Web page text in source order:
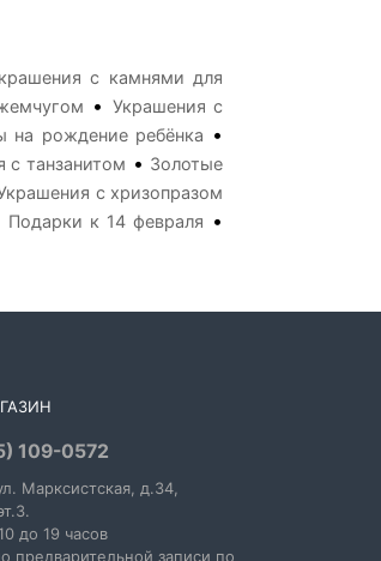
с камнями для
• Украшения с
на рождение ребёнка •
с танзанитом • Золотые
с хризопразом
Подарки к 14 февраля •
109-0572
Марксистская, д.34,
до 19 часов
предварительной записи по